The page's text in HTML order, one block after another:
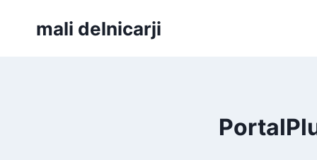
mali delnicarji